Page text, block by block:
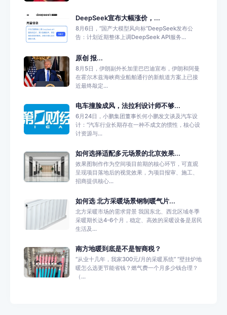
DeepSeek宣布大幅涨价，...
8月6日，“国产大模型风向标”DeepSeek发布公
告：计划近期整体上调DeepSeek API服务...
原创 报...
8月5日，伊朗副外长加里巴巴迪宣布，伊朗和阿曼
在霍尔木兹海峡商业船舶通行的新航道方案上已接
近最终敲定...
电车撞脸成风，法拉利设计师不够...
6月24日，小鹏集团董事长何小鹏发文谈及汽车设
计：“汽车行业长期存在一种不成文的惯性，核心设
计资源与...
如何选择适配多元场景的北京效果...
效果图制作作为空间项目前期的核心环节，可直观
呈现项目落地后的视觉效果，为项目报审、施工、
招商提供核心...
如何选 北方采暖场景钢制暖气片...
北方采暖市场的需求背景 我国东北、西北区域冬季
采暖期长达4-6个月，稳定、高效的采暖设备是居民
生活及...
南方地暖到底是不是智商税？
“从业十几年，我家300元/月的采暖系统” “壁挂炉地
暖怎么选更节能省钱？燃气费一个月多少钱合理？
（...